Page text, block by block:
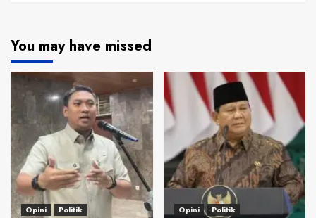
You may have missed
Opini Politik Opini Politik